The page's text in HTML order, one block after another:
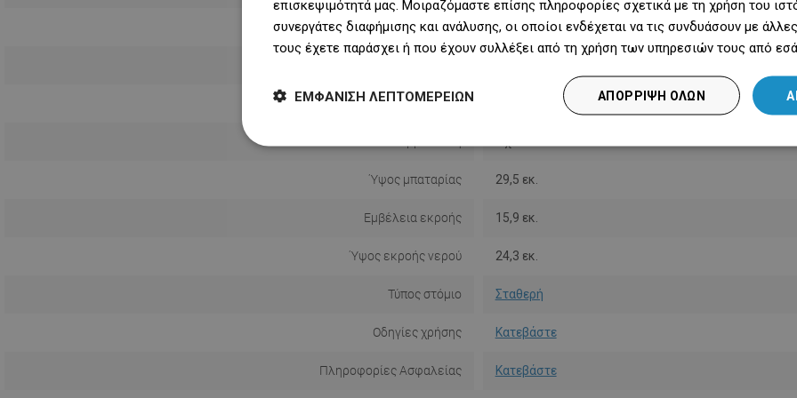
Υψηλή Ναι
Εγκατάσταση
Ύψος μπαταρίας 29,5 εκ.
Εμβέλεια εκροής 15,9 εκ.
Ύψος εκροής νερού 24,3 εκ.
Τύπος στόμιο Σταθερή
Οδηγίες χρήσης Κατεβάστε
Πληροφορίες Ασφαλείας Κατεβάστε
επισκεψιμότητά μας. Μοιραζόμαστε επίσης πληροφορίες σχετικά με τη χρήση του
συνεργάτες διαφήμισης και ανάλυσης, οι οποίοι ενδέχεται να τις συνδυάσουν με
τους έχετε παράσχει ή που έχουν συλλέξει από τη χρήση των υπηρεσιών τους από
ΑΠΌΡΡΙΨΗ ΌΛΩΝ
ΕΜΦΆΝΙΣΗ ΛΕΠΤΟΜΕΡΕΙΏΝ